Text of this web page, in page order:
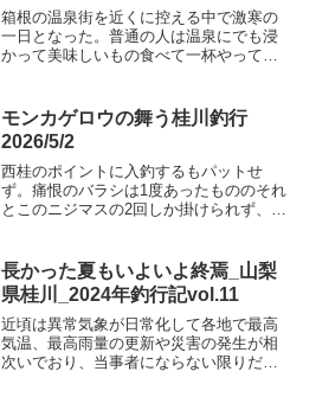
箱根の温泉街を近くに控える中で激寒の
一日となった。普通の人は温泉にでも浸
かって美味しいもの食べて一杯やってい
挑戦で箱根早川に向かった。
モンカゲロウの舞う桂川釣行
2026/5/2
西桂のポイントに入釣するもパットせ
ず。痛恨のバラシは1度あったもののそれ
とこのニジマスの2回しか掛けられず、さ
渡れた場所に渡れない状況もあった。背
の脇に草が覆い茂る流れがあり、そこを
丁寧に流しているとヒット！
長かった夏もいよいよ終焉_山梨
県桂川_2024年釣行記vol.11
近頃は異常気象が日常化して各地で最高
気温、最高雨量の更新や災害の発生が相
次いでおり、当事者にならない限りだん